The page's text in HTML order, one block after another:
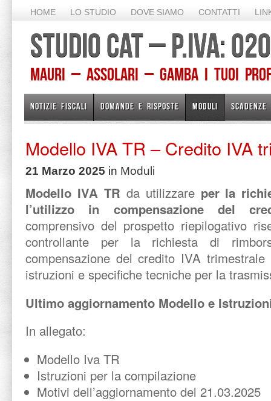
HOME LO STUDIO DOVE SIAMO CONTATTI
STUDIO CAT – P.IVA:
Mauri – Assolari – Gamba I TUOI
NOTIZIE FISCALI DOMANDE E RISPOSTE MODULI SCADENZE
Modello IVA TR – Credito IVA
21 Marzo 2025 in Moduli
Modello IVA TR da utilizzare per la
l’utilizzo in compensazione del
comprensivo del prospetto riepilogativo
controllante per la richiesta di
compensazione del credito IVA
istruzioni e specifiche tecniche per la
Ultimo aggiornamento Modello e
In allegato:
Modello Iva TR
Istruzioni per la compilazione
Motivi dell’aggiornamento del 21.03.2025